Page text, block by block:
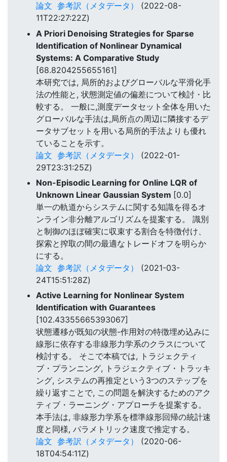
論文 参考訳（メタデータ）
(2022-08-
11T22:27:22Z)
A Priori Denoising Strategies for Sparse
Identification of Nonlinear Dynamical
Systems: A Comparative Study
[68.8204255655161]
本研究では, 局所的およびグローバルな平滑化手
法の性能と, 状態測定値の偏差について検討・比
較する。 一般に,測度データセット全体を用いた
グローバルな手法は,局所点の周辺に隣接するデ
ータサブセットを用いる局所的手法よりも優れ
ていることを示す。
論文 参考訳（メタデータ）
(2022-01-
29T23:31:25Z)
Non-Episodic Learning for Online LQR of
Unknown Linear Gaussian System [0.0]
単一の軌道からシステムに関する知識を得るオ
ンライン非分離アルゴリズムを提案する。 識別
と制御のほぼ確実に収束する割合を特徴付け、
探索と搾取の間の最適なトレードオフを明らか
にする。
論文 参考訳（メタデータ）
(2021-03-
24T15:51:28Z)
Active Learning for Nonlinear System
Identification with Guarantees
[102.43355665393067]
状態遷移が既知の状態-作用対の特徴埋め込みに
線形に依存する非線形力学系のクラスについて
検討する。 そこで本稿では, トラジェクティ
ブ・プランニング, トラジェクティブ・トラッキ
ング, システムの再推定という3つのステップを
繰り返すことで, この問題を解決するためのアク
ティブ・ラーニング・アプローチを提案する。
本手法は, 非線形力学系を標準線形回帰の統計速
度と同様, パラメトリック速度で推定する。
論文 参考訳（メタデータ）
(2020-06-
18T04:54:11Z)